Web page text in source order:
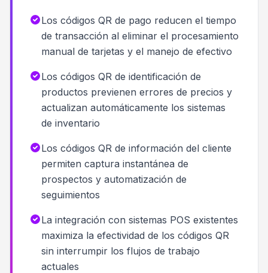
Los códigos QR de pago reducen el tiempo
de transacción al eliminar el procesamiento
manual de tarjetas y el manejo de efectivo
Los códigos QR de identificación de
productos previenen errores de precios y
actualizan automáticamente los sistemas
de inventario
Los códigos QR de información del cliente
permiten captura instantánea de
prospectos y automatización de
seguimientos
La integración con sistemas POS existentes
maximiza la efectividad de los códigos QR
sin interrumpir los flujos de trabajo
actuales